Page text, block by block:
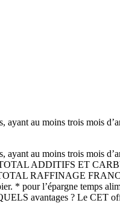
au moins trois mois
au moins trois mois
ADDITIFS ET
RAFFINAGE
* pour l’épargne temps
avantages ? Le CET